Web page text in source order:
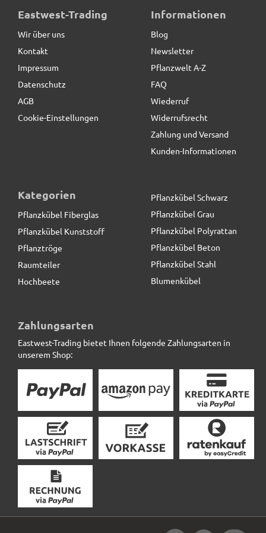
Standteile / Sockel aus Cortenstahl
12,90 € *
Eastwest-Trading
Wir über uns
Kontakt
Impressum
Datenschutz
AGB
Cookie-Einstellungen
Informationen
Blog
Newsletter
Pflanzwelt A-Z
FAQ
Wiederruf
Widerrufsrecht
Zahlung und Versand
Kunden-Informationen
Kategorien
Pflanzkübel Fiberglas
Pflanzkübel Kunststoff
Pflanztröge
Raumteiler
Hochbeete
Pflanzkübel Schwarz
Pflanzkübel Grau
Pflanzkübel Polyrattan
Pflanzkübel Beton
Pflanzkübel Stahl
Blumenkübel
Zahlungsarten
Eastwest-Trading bietet Ihnen folgende Zahlungsarten in
unserem Shop: